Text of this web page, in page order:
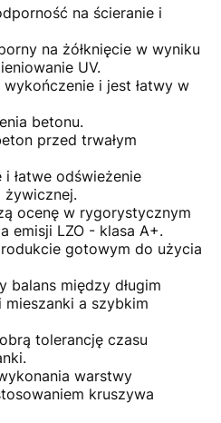
na ścieranie i
na żółknięcie w wyniku
UV.
i jest łatwy w
betonu.
przed trwałym
łatwe odświeżenie
żywicznej.
ocenę w rygorystycznym
emisji LZO - klasa A+.
gotowym do użycia
balans między długim
a szybkim
tolerancję czasu
warstwy
kruszywa